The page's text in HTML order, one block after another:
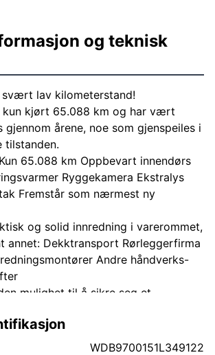
og teknisk
svært lav kilometerstand!
kun kjørt 65.088 km og har vært
gjennom årene, noe som gjenspeiles i
65.088 km Oppbevart innendørs
Ryggekamera Ekstralys
Fremstår som nærmest ny
og solid innredning i varerommet,
annet: Dekktransport Rørleggerfirma
Andre håndverks-
mulighet til å sikre seg et
Kanskje et av de fineste
markedet?
WDB9700151L349122